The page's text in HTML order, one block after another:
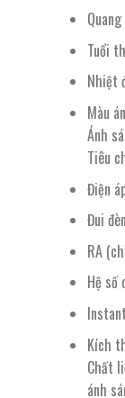
Tuổi
Nhiệt
Màu
Ánh
Tiêu
Điện
Đui
RA
Hệ số
Kích
Chất
ánh